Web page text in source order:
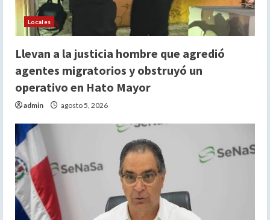
Locales
Llevan a la justicia hombre que agredió
agentes migratorios y obstruyó un
operativo en Hato Mayor
admin agosto 5, 2026